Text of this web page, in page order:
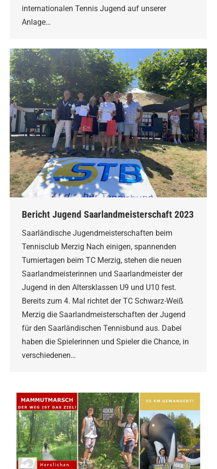
internationalen Tennis Jugend auf unserer
Anlage…
Bericht Jugend Saarlandmeisterschaft 2023
Saarländische Jugendmeisterschaften beim
Tennisclub Merzig Nach einigen, spannenden
Turniertagen beim TC Merzig, stehen die neuen
Saarlandmeisterinnen und Saarlandmeister der
Jugend in den Altersklassen U9 und U10 fest.
Bereits zum 4. Mal richtet der TC Schwarz-Weiß
Merzig die Saarlandmeisterschaften der Jugend
für den Saarländischen Tennisbund aus. Dabei
haben die Spielerinnen und Spieler die Chance, in
verschiedenen…